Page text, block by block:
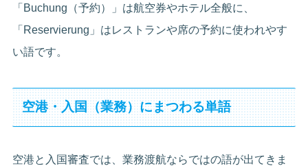
「Buchung（予約）」は航空券やホテル全般に、
「Reservierung」はレストランや席の予約に使われやす
い語です。
空港・入国（業務）にまつわる単語
空港と入国審査では、業務渡航ならではの語が出てきま